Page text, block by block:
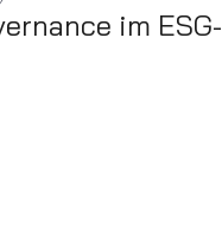
im ESG-